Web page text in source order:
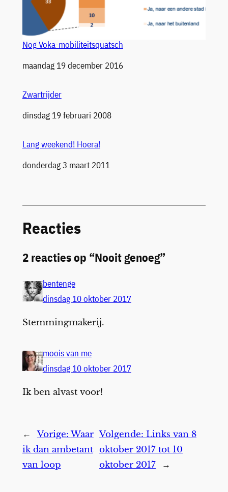
Nog Voka-mobiliteitsquatsch
Datum
maandag 19 december 2016
Zwartrijder
Datum
dinsdag 19 februari 2008
Lang weekend! Hoera!
Datum
donderdag 3 maart 2011
Reacties
2 reacties op “Nooit genoeg”
bentenge
dinsdag 10 oktober 2017
Stemmingmakerij.
moois van me
dinsdag 10 oktober 2017
Ik ben alvast voor!
← Vorige:Waar
ik dan ambetant
van loop
Volgende: Links van 8
oktober 2017 tot 10
oktober 2017
→